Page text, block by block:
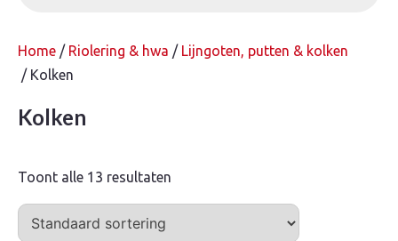
Home / Riolering & hwa / Lijngoten, putten & kolken
/ Kolken
Kolken
Toont alle 13 resultaten